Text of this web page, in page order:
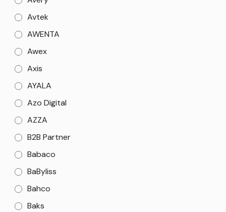
Avtek
AWENTA
Awex
Axis
AYALA
Azo Digital
AZZA
B2B Partner
Babaco
BaByliss
Bahco
Baks